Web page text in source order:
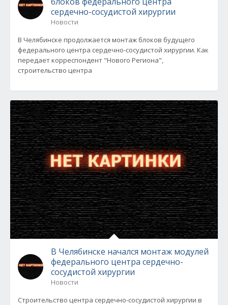
сердечно-сосудистой хирургии
Новости
В Челябинске продолжается монтаж блоков будущего
федерального центра сердечно-сосудистой хирургии. Как
передает корреспондент "Нового Региона",
строительство центра
В Челябинске начался монтаж модулей
федерального центра сердечно-
сосудистой хирургии
Новости
Строительство центра сердечно-сосудистой хирургии в